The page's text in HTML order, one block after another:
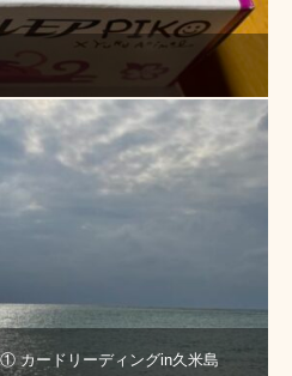
ードリーディングin久米島